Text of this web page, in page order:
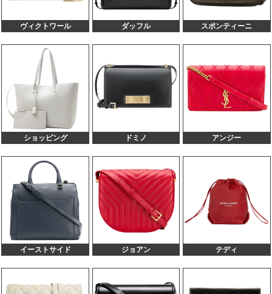
354121 ケイト ミニチェーンショルダーバッグ
105,000円
756837 ルー チェーンショルダーバッグ ブラ
ック レザー
585040 ルー ショルダーバッグ レッド レザー
400914 ベイビーカバス 2WAY ホワイト レザ
100,000円
378299 サックドジュール 2WAY ブラック レ
ザー
100,000円 80,000円
357395 ベイビーカバス ネイビー レザー
340778 サックドジュールナノ 2WAY レッド
100,000円 80,000円
663970 リヴゴーシュ トートバッグ ブラック
80,000円
421943 モノグラム バックパック ブラック ベ
ロア
80,000円 60,000円
340240 エマニュエル 2WAYバッグ ブラック
レザー
80,000円 60,000円
632539 ノースサウス アイボリー キャンバス 70,000円 50,000円
ヴィクトワール ダッフル スポンティーニ
ショッピング ドミノ アンジー
イーストサイド ジョアン テディ